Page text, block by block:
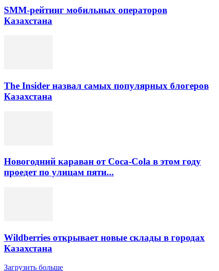
SMM-рейтинг мобильных операторов
Казахстана
The Insider назвал самых популярных блогеров
Казахстана
Новогодний караван от Coca-Cola в этом году
проедет по улицам пяти...
Wildberries открывает новые склады в городах
Казахстана
Загрузить больше